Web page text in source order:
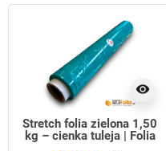
visibility
Stretch folia zielona 1,50
kg – cienka tuleja | Folia